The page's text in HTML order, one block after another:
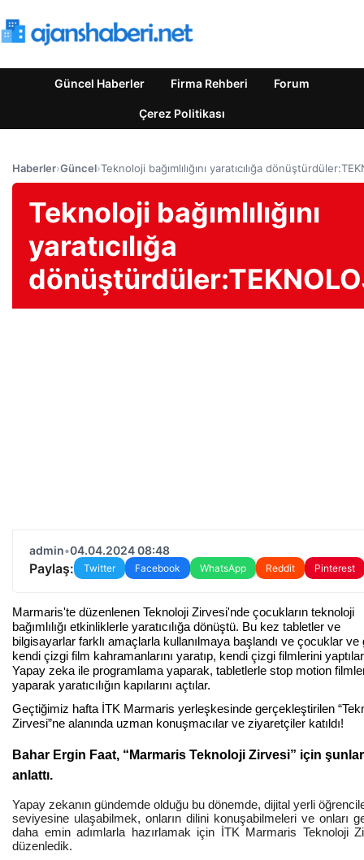
Güncel Haberler Firma Rehberi Forum
Çerez Politikası
Haberler›Güncel›Teknoloji bağımlılığını yaratıcılığa
Teknoloji bağımlılığını
yaratıcılığa
admin•04.04.2024 08:48
Paylaş: Twitter Facebook WhatsApp Reddit Pinterest
Marmaris'te düzenlenen Teknoloji Zirvesi'nde çocukların teknoloji
bağımlılığı etkinliklerle yaratıcılığa dönüştü. Bu kez tabletler ve
bilgisayarlar farklı amaçlarla kullanılmaya başlandı ve çocuklar ve
kendi çizgi film kahramanlarını yaratıp, kendi çizgi filmlerini
Yapay zeka ile programlama yaparak, tabletlerle stop motion
yaparak yaratıcılığın kapılarını açtılar.
Geçtiğimiz hafta İTK Marmaris yerleşkesinde gerçekleştirilen
Zirvesi”ne alanında uzman konuşmacılar ve ziyaretçiler katıldı!
Bahar Ergin Faat, “Marmaris Teknoloji Zirvesi” için
anlattı.
Yapay zekanın gündemde olduğu bu dönemde, dijital yerli
seviyesine ulaşabilmek, onların dilini konuşabilmeleri ve onları
daha emin adımlarla hazırlamak için İTK Marmaris Teknoloji
düzenledik.